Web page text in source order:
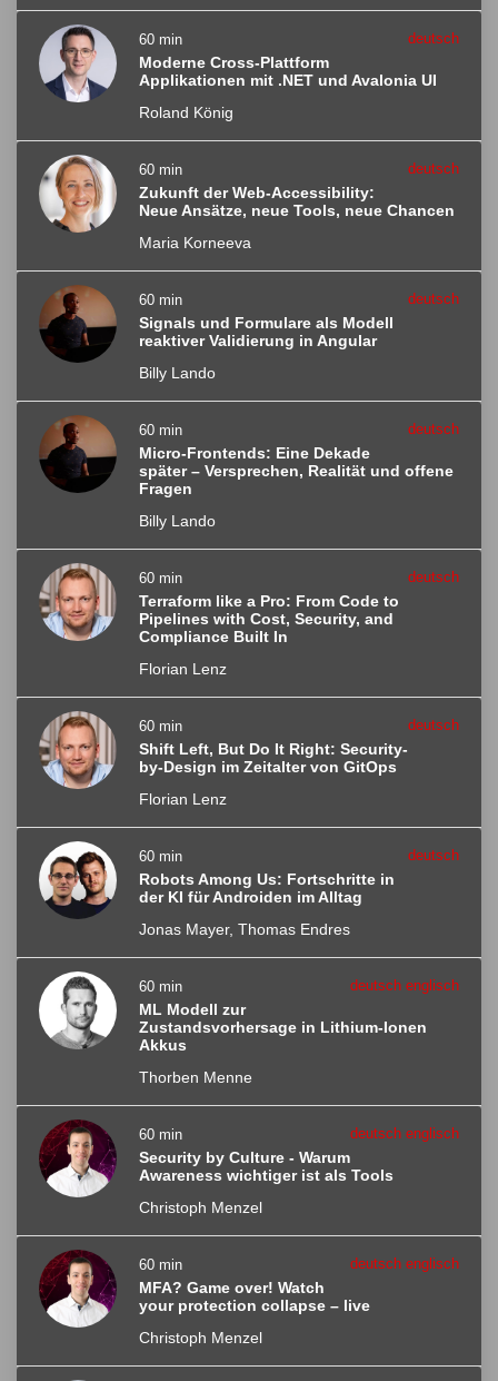
60 min deutsch
Moderne Cross-Plattform
Applikationen mit .NET und Avalonia UI
Roland König
60 min deutsch
Zukunft der Web-Accessibility:
Neue Ansätze, neue Tools, neue Chancen
Maria Korneeva
60 min deutsch
Signals und Formulare als Modell
reaktiver Validierung in Angular
Billy Lando
60 min deutsch
Micro-Frontends: Eine Dekade
später – Versprechen, Realität und offene
Fragen
Billy Lando
60 min deutsch
Terraform like a Pro: From Code to
Pipelines with Cost, Security, and
Compliance Built In
Florian Lenz
60 min deutsch
Shift Left, But Do It Right: Security-
by-Design im Zeitalter von GitOps
Florian Lenz
60 min deutsch
Robots Among Us: Fortschritte in
der KI für Androiden im Alltag
Jonas Mayer, Thomas Endres
60 min deutsch englisch
ML Modell zur
Zustandsvorhersage in Lithium-Ionen
Akkus
Thorben Menne
60 min deutsch englisch
Security by Culture - Warum
Awareness wichtiger ist als Tools
Christoph Menzel
60 min deutsch englisch
MFA? Game over! Watch
your protection collapse – live
Christoph Menzel